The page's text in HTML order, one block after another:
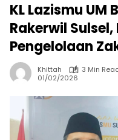
KL Lazismu UM
Rakerwil
Pengelolaan
Khittah
3 Min
01/02/2026